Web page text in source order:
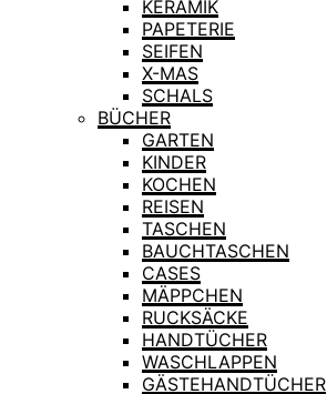
KERAMIK
PAPETERIE
SEIFEN
X-MAS
SCHALS
BÜCHER
GARTEN
KINDER
KOCHEN
REISEN
TASCHEN
BAUCHTASCHEN
CASES
MÄPPCHEN
RUCKSÄCKE
HANDTÜCHER
WASCHLAPPEN
GÄSTEHANDTÜCHER